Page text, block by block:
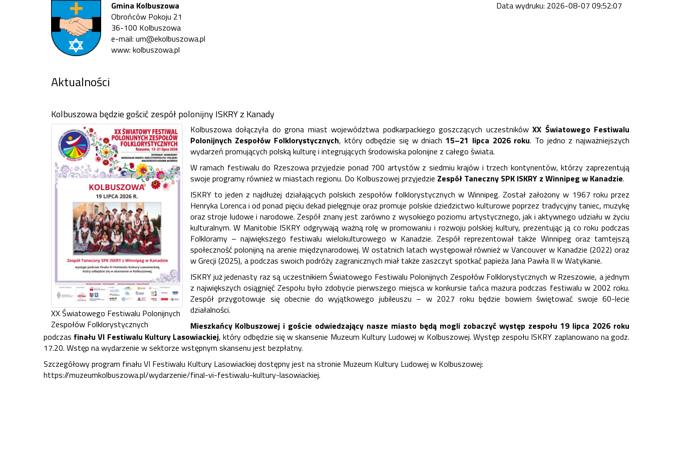
Gmina Kolbuszowa
Obrońców Pokoju 21
36-100 Kolbuszowa
e-mail: um@ekolbuszowa.pl
www: kolbuszowa.pl
Data wydruku: 2026-08-07 09:52:07
Aktualności
Kolbuszowa będzie gościć zespół polonijny ISKRY z Kanady
XX Światowego Festiwalu Polonijnych
Zespołów Folklorystycznych
Kolbuszowa dołączyła do grona miast województwa podkarpackiego goszczących uczestników XX Światowego Festiwalu
Polonijnych Zespołów Folklorystycznych, który odbędzie się w dniach15–21 lipca 2026 roku. To jedno z najważniejszych
wydarzeń promujących polską kulturę i integrujących środowiska polonijne z całego świata.
W ramach festiwalu do Rzeszowa przyjedzie ponad 700 artystów z siedmiu krajów i trzech kontynentów, którzy zaprezentują
swoje programy również w miastach regionu. Do Kolbuszowej przyjedzie Zespół Taneczny SPK ISKRY z Winnipeg w Kanadzie.
ISKRY to jeden z najdłużej działających polskich zespołów folklorystycznych w Winnipeg. Został założony w 1967 roku przez
Henryka Lorenca i od ponad pięciu dekad pielęgnuje oraz promuje polskie dziedzictwo kulturowe poprzez tradycyjny taniec, muzykę
oraz stroje ludowe i narodowe. Zespół znany jest zarówno z wysokiego poziomu artystycznego, jak i aktywnego udziału w życiu
kulturalnym. W Manitobie ISKRY odgrywają ważną rolę w promowaniu i rozwoju polskiej kultury, prezentując ją co roku podczas
Folkloramy – największego festiwalu wielokulturowego w Kanadzie. Zespół reprezentował także Winnipeg oraz tamtejszą
społeczność polonijną na arenie międzynarodowej. W ostatnich latach występował również w Vancouver w Kanadzie (2022) oraz
w Grecji (2025), a podczas swoich podróży zagranicznych miał także zaszczyt spotkać papieża Jana Pawła II w Watykanie.
ISKRY już jedenasty raz są uczestnikiem Światowego Festiwalu Polonijnych Zespołów Folklorystycznych w Rzeszowie, a jednym
z największych osiągnięć Zespołu było zdobycie pierwszego miejsca w konkursie tańca mazura podczas festiwalu w 2002 roku.
Zespół przygotowuje się obecnie do wyjątkowego jubileuszu – w 2027 roku będzie bowiem świętować swoje 60-lecie
działalności.
Mieszkańcy Kolbuszowej i goście odwiedzający nasze miasto będą mogli zobaczyć występ zespołu 19 lipca 2026 roku
podczas finału VI Festiwalu Kultury Lasowiackiej, który odbędzie się w skansenie Muzeum Kultury Ludowej w Kolbuszowej. Występ zespołu ISKRY zaplanowano na godz.
17.20. Wstęp na wydarzenie w sektorze wstępnym skansenu jest bezpłatny.
Szczegółowy program finału VI Festiwalu Kultury Lasowiackiej dostępny jest na stronie Muzeum Kultury Ludowej w Kolbuszowej:
https://muzeumkolbuszowa.pl/wydarzenie/final-vi-festiwalu-kultury-lasowiackiej.